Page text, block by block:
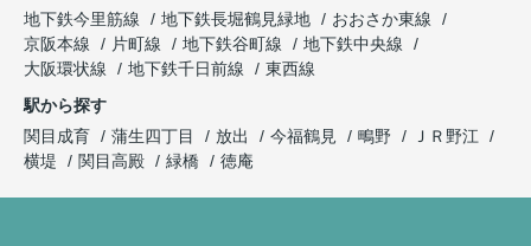
地下鉄今里筋線
地下鉄長堀鶴見緑地
おおさか東線
京阪本線
片町線 地下鉄谷町線
地下鉄中央線
大阪環状線
地下鉄千日前線
東西線
駅から探す
関目成育
蒲生四丁目 放出 今福鶴見 鴫野
ＪＲ野江
横堤
関目高殿 緑橋 徳庵